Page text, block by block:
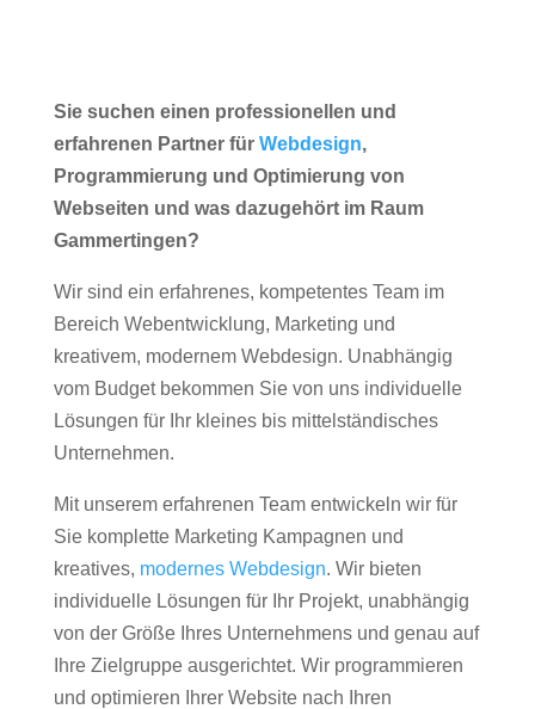
Sie suchen einen professionellen und
erfahrenen Partner für Webdesign,
Programmierung und Optimierung von
Webseiten und was dazugehört im Raum
Gammertingen?
Wir sind ein erfahrenes, kompetentes Team im
Bereich Webentwicklung, Marketing und
kreativem, modernem Webdesign. Unabhängig
vom Budget bekommen Sie von uns individuelle
Lösungen für Ihr kleines bis mittelständisches
Unternehmen.
Mit unserem erfahrenen Team entwickeln wir für
Sie komplette Marketing Kampagnen und
kreatives, modernes Webdesign. Wir bieten
individuelle Lösungen für Ihr Projekt, unabhängig
von der Größe Ihres Unternehmens und genau auf
Ihre Zielgruppe ausgerichtet. Wir programmieren
und optimieren Ihrer Website nach Ihren